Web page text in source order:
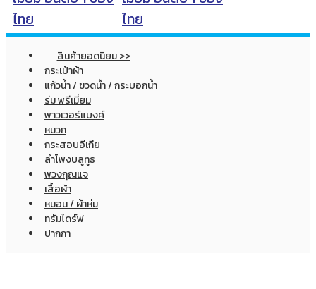
สินค้ายอดนิยม >>
กระเป๋าผ้า
แก้วน้ำ / ขวดน้ำ / กระบอกน้ำ
ร่ม พรีเมี่ยม
พาวเวอร์แบงค์
หมวก
กระสอบอีเกีย
ลำโพงบลูทูธ
พวงกุญแจ
เสื้อผ้า
หมอน / ผ้าห่ม
ทรัมไดร์ฟ
ปากกา